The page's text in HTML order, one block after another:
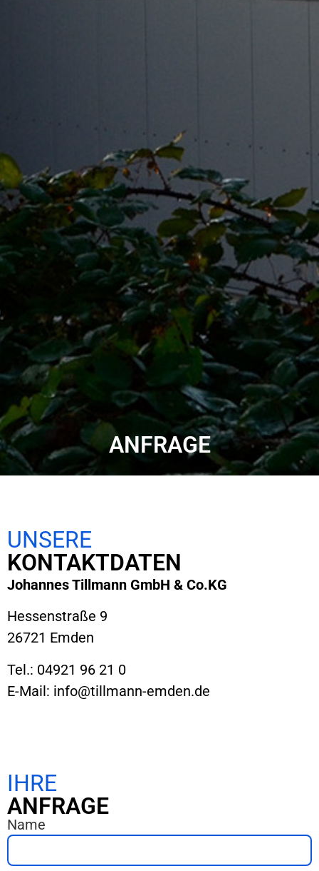
ANFRAGE
UNSERE
KONTAKTDATEN
Johannes Tillmann GmbH & Co.KG
Hessenstraße 9
26721 Emden
Tel.: 04921 96 21 0
E-Mail: info@tillmann-emden.de
IHRE
ANFRAGE
Name